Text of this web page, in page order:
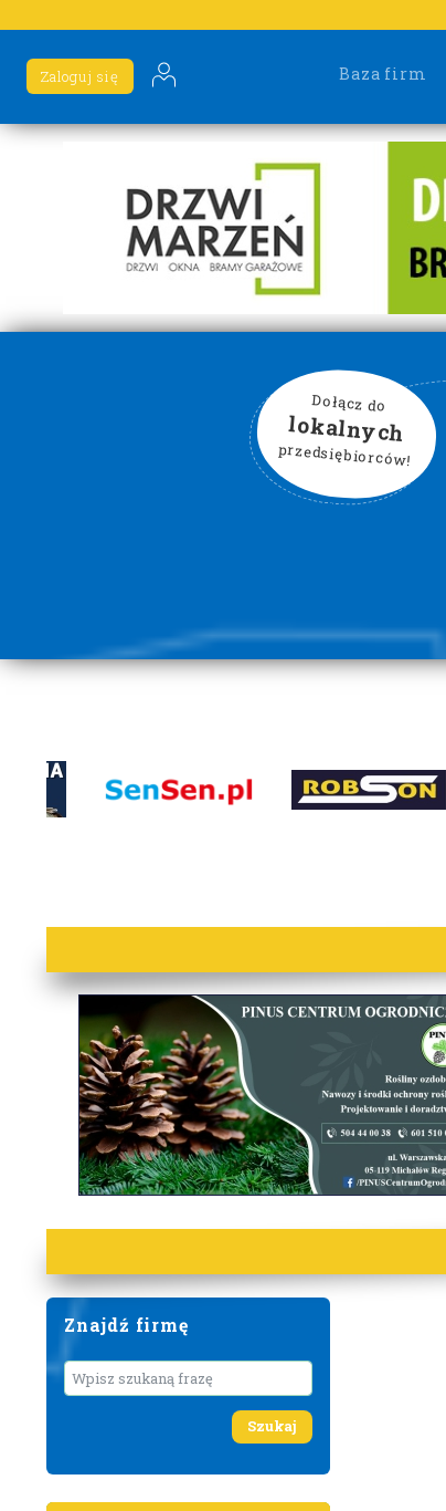
Baza firm
Zaloguj się
Dołącz do
lokalnych
przedsiębiorców!
lorem ipsum
Znajdź firmę
Wyszukaj